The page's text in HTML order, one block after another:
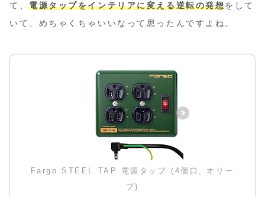
て、電源タップをインテリアに変える逆転の発想をして
いて、めちゃくちゃいいなって思ったんですよね。
Fargo STEEL TAP 電源タップ (4個口, オリー
ブ)